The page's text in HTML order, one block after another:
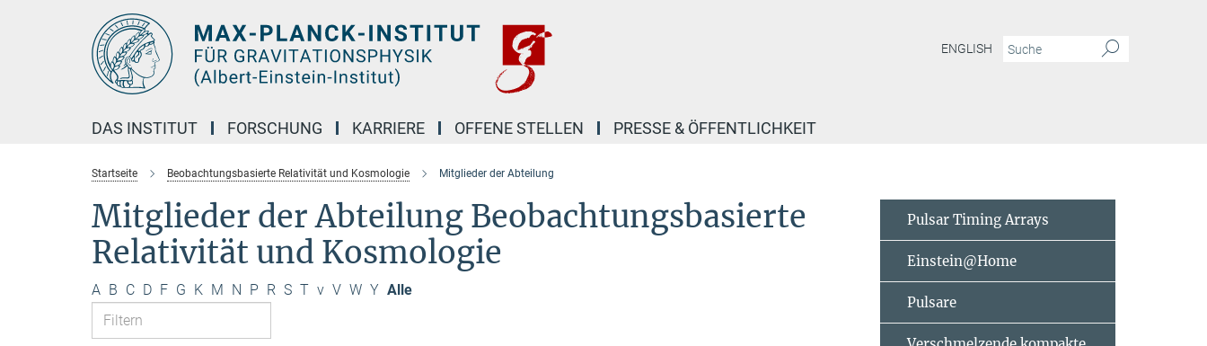
ENGLISH
DAS INSTITUT FORSCHUNG KARRIERE OFFENE STELLEN PRESSE & ÖFFENTLICHKEIT
Startseite Beobachtungsbasierte Relativität und Kosmologie Mitglieder der Abteilung
Mitglieder der Abteilung Beobachtungsbasierte
Relativität und Kosmologie
A B C D F G K M N P R S T v V W Y Alle
Pulsar Timing Arrays
Einstein@Home
Pulsare